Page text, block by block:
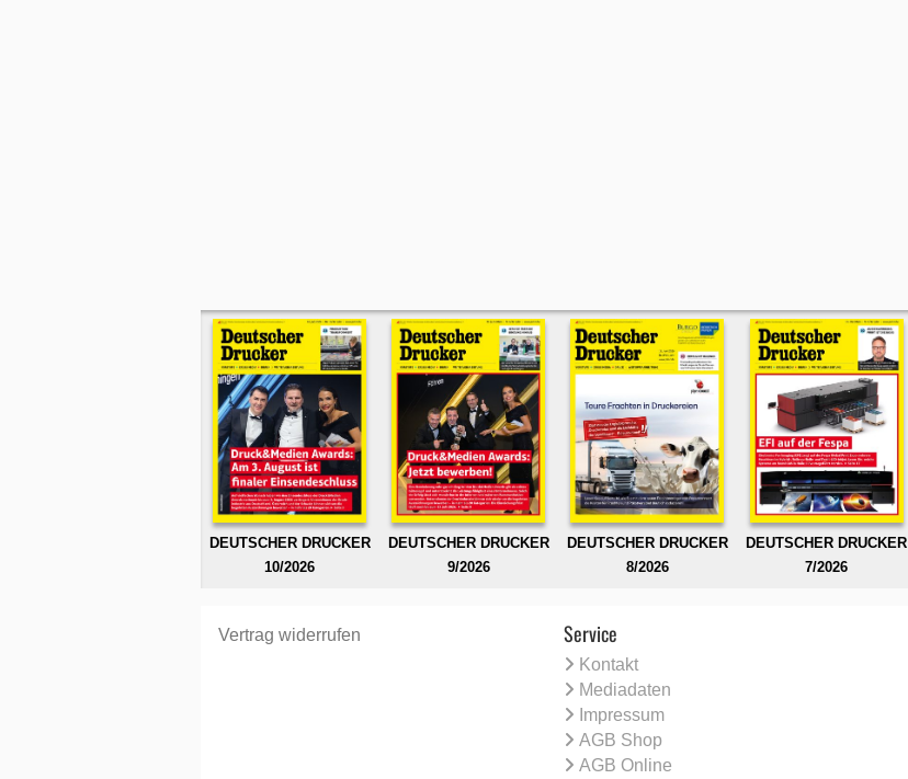
DEUTSCHER DRUCKER
10/2026
DEUTSCHER DRUCKER
9/2026
DEUTSCHER DRUCKER
8/2026
DEUTSCHER DRUCKER
7/2026
Vertrag widerrufen Service
Kontakt
Mediadaten
Impressum
AGB Shop
AGB Online